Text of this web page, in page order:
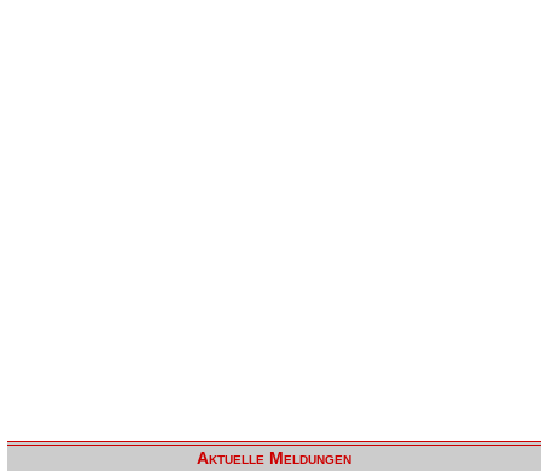
Aktuelle Meldungen